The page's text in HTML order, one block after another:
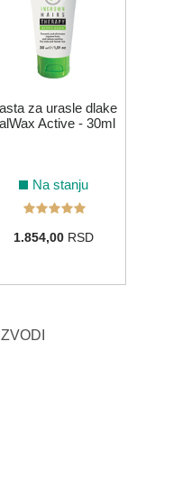
za urasle dlake
Active - 30ml
Na stanju
1.854,00RSD